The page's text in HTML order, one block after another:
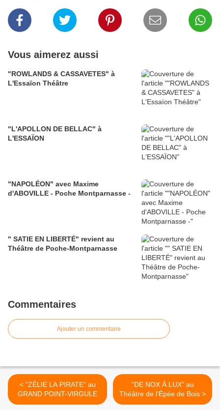
Vous aimerez aussi
"ROWLANDS & CASSAVETES" à
L'Essaïon Théâtre
"L'APOLLON DE BELLAC" à
L'ESSAÏON
"NAPOLÉON" avec Maxime
d'ABOVILLE - Poche Montparnasse -
" SATIE EN LIBERTÉ" revient au
Théâtre de Poche-Montparnasse
Commentaires
Ajouter un commentaire
< "ZÉLIE LA PIRATE" au
GRAND POINT-VIRGULE
"DE NOX À LUX" au
Théâtre de l'Épée de Bois >